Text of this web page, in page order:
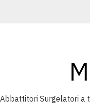
Abbattitori Surgelatori a